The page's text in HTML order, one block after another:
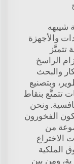
شييهه
والأجهزة
تتميَّز
الراسخ
والبحث
وبتصنيع
تتمتَّع بنقاط
ونحن
الفخورون
من
الاختراع
الملكية
ومن بين